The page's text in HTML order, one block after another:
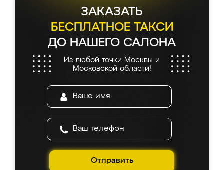
ЗАКАЗАТЬ
БЕСПЛАТНОЕ ТАКСИ
ДО НАШЕГО САЛОНА
Из любой точки Москвы и
Московской области!
Отправить